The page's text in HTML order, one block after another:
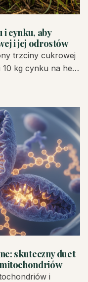
i cynku, aby
i jej odrostów
trzciny cukrowej
kg cynku na he…
skuteczny duet
i